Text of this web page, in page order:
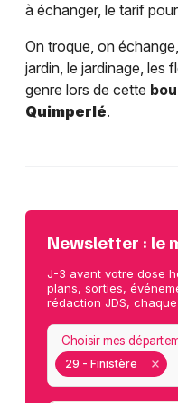
à échanger, le tarif
On troque, on
jardin, le jardinage, les
genre lors de cette
Quimperlé.
Newsletter : le
J-3 avant votre dose
plans, sorties,
rédaction JDS,
29 - Finistère
Choisir mes